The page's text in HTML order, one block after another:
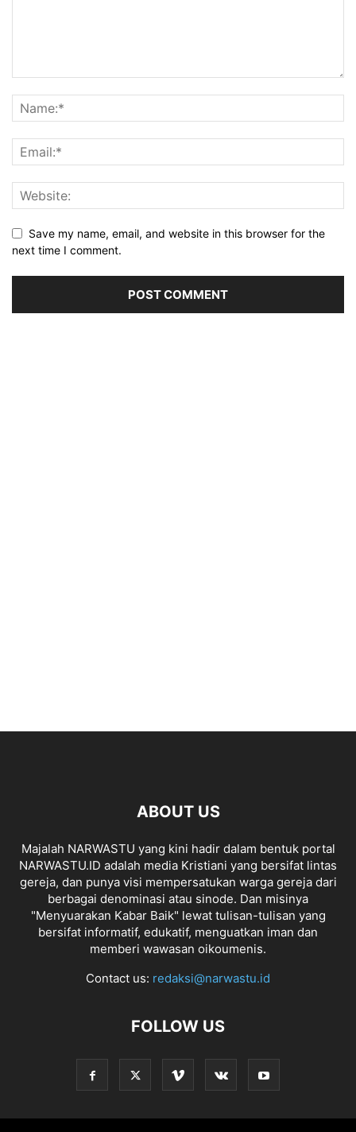
Save my name, email, and website in this browser for the
next time I comment.
ABOUT US
Majalah NARWASTU yang kini hadir dalam bentuk portal
NARWASTU.ID adalah media Kristiani yang bersifat lintas
gereja, dan punya visi mempersatukan warga gereja dari
berbagai denominasi atau sinode. Dan misinya
"Menyuarakan Kabar Baik" lewat tulisan-tulisan yang
bersifat informatif, edukatif, menguatkan iman dan
memberi wawasan oikoumenis.
Contact us: redaksi@narwastu.id
FOLLOW US